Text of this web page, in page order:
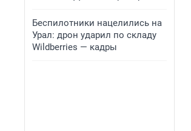
Беспилотники нацелились на
Урал: дрон ударил по складу
Wildberries — кадры